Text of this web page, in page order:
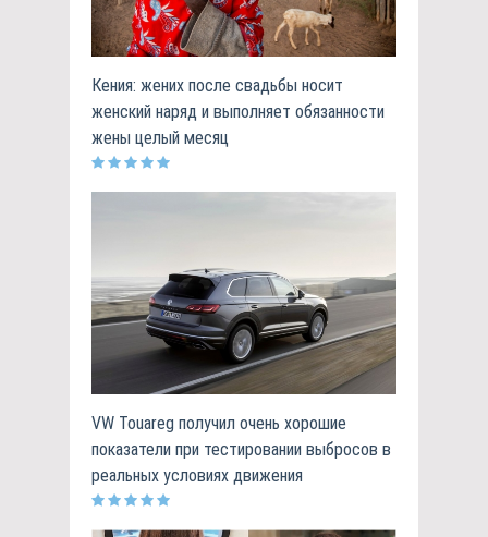
Кения: жених после свадьбы носит
женский наряд и выполняет обязанности
жены целый месяц
VW Touareg получил очень хорошие
показатели при тестировании выбросов в
реальных условиях движения